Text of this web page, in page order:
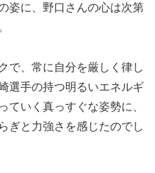
姿に、野口さんの心は次第
で、常に自分を厳しく律し
選手の持つ明るいエネルギ
ていく真っすぐな姿勢に、
ぎと力強さを感じたのでし